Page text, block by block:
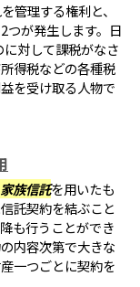
管理する権利と、
つが発生します。日
対して課税がなさ
得税などの各種税
を受け取る人物で
家族信託を用いたも
託契約を結ぶこと
も行うことができ
内容次第で大きな
一つごとに契約を